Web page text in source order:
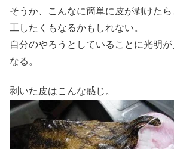
そうか、こんなに簡単に皮が剥けた
工したくもなるかもしれない。
自分のやろうとしていることに光明が
なる。
剥いた皮はこんな感じ。